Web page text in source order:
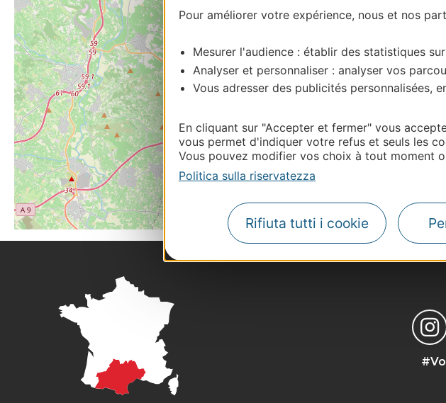
Pour améliorer votre expérience, nous et nos
Mesurer l'audience : établir des statistiques
Analyser et personnaliser : analyser vos
Vous adresser des publicités personnalisées,
En cliquant sur "Accepter et fermer" vous
vous permet d'indiquer votre refus et seuls les
Vous pouvez modifier vos choix à tout moment
Politica sulla riservatezza
Rifiuta tutti i cookie